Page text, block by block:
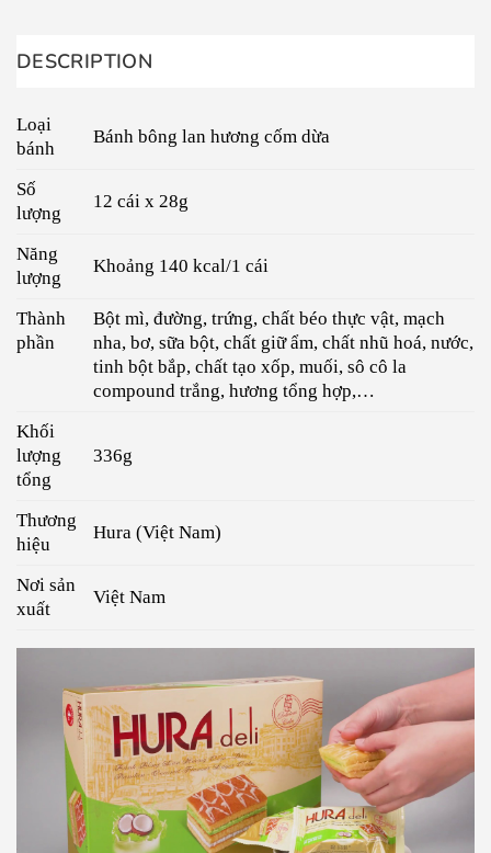
DESCRIPTION
Loại
bánh
Bánh bông lan hương cốm dừa
Số
lượng
12 cái x 28g
Năng
lượng
Khoảng 140 kcal/1 cái
Thành
phần
Bột mì, đường, trứng, chất béo thực vật, mạch
nha, bơ, sữa bột, chất giữ ẩm, chất nhũ hoá, nước,
tinh bột bắp, chất tạo xốp, muối, sô cô la
compound trắng, hương tổng hợp,…
Khối
lượng
tổng
336g
Thương
hiệu
Hura (Việt Nam)
Nơi sản
xuất
Việt Nam